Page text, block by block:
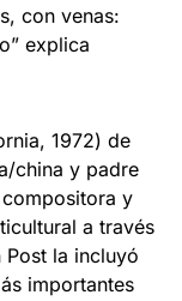
con venas:
explica
1972) de
china y padre
y
a través
Post la incluyó
importantes